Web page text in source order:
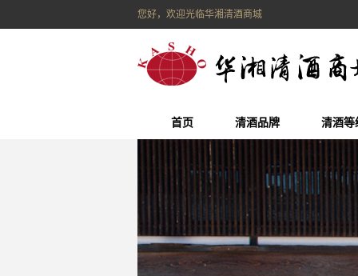
您好，欢迎光临华湘清酒商城
首页 清酒品牌 清酒等